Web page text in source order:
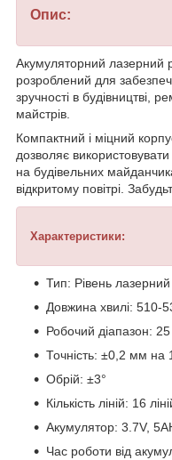
Опис:
Акумуляторний лазерний
розроблений для
зручності в будівництві,
майстрів.
Компактний і міцний
дозволяє
на будівельних
відкритому повітрі.
Характеристики:
Тип: Рівень
Довжина хвилі: 510-
Робочий діапазон: 25
Точність: ±0,2 мм на
Обрій: ±3°
Кількість ліній: 16
Акумулятор: 3.7V,
Час роботи від